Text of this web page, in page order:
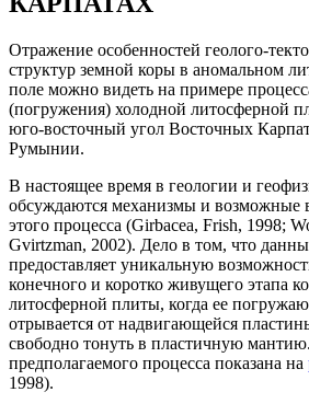
Отражение особенностей геолого-
структур земной коры в аномальном
поле можно видеть на примере
(погружения) холодной литосферной
юго-восточный угол Восточных
Румынии.
В настоящее время в геологии и
обсуждаются механизмы и возможные
этого процесса (Girbacea, Frish, 1998;
Gvirtzman, 2002). Дело в том, что
предоставляет уникальную
конечного и коротко живущего этапа
литосферной плиты, когда ее
отрывается от надвигающейся
свободно тонуть в пластичную
предполагаемого процесса показана на
1998).